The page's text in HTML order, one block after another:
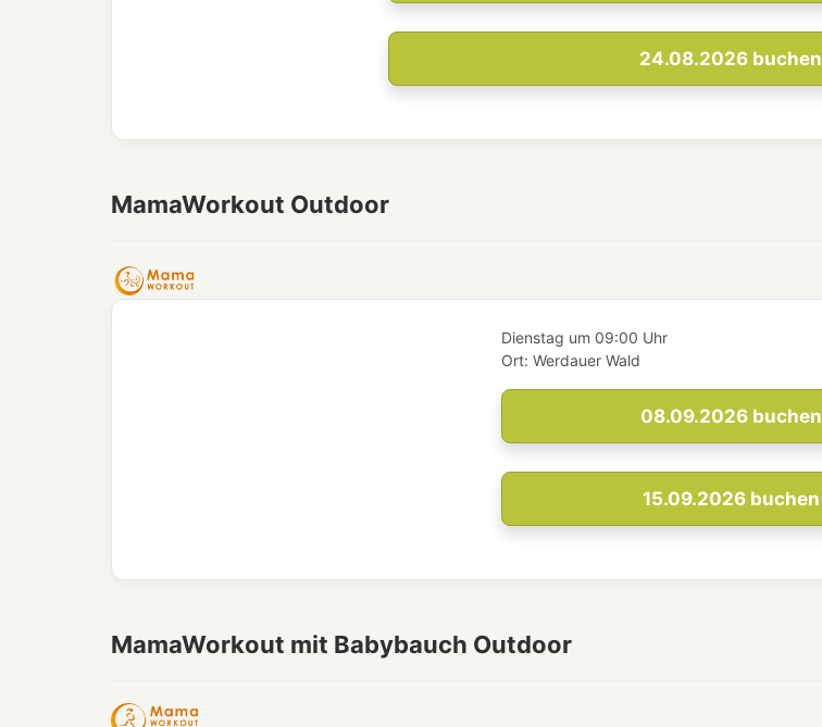
24.08.2026 buchen
MamaWorkout Outdoor
Dienstag um 09:00 Uhr
Ort: Werdauer Wald
08.09.2026buchen
15.09.2026buchen
MamaWorkout mit Babybauch Outdoor